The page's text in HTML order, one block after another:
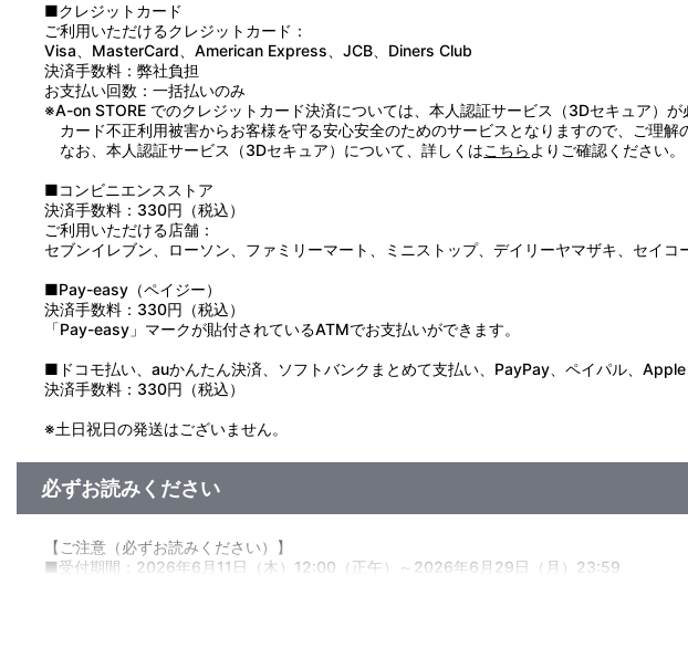
●直射日光および紫外線が長時間あたる場所での使用や保管は変色や劣化の原因になります
●ヒビ・傷・割れ・カケがある場合は絶対に使用しないでください。
●落としたり、強い衝撃を受けると破損、変形するおそれがあります。取り扱いには十分ご
●押さえ金具(トンボ)は外さないでください。また、押さえ金具(トンボ)やひも吊り具がゆる
●額縁を持つ時はフレーム部分を持たないで額全体を両手でしっかり持ってください。
●年に1～2度、定期的に金具のゆるみやサビ、ヒモの損傷、結びを点検して、痛んでいる
■クレジットカード
ご利用いただけるクレジットカード：
Visa、MasterCard、American Express、JCB、Diners Club
決済手数料：弊社負担
お支払い回数：一括払いのみ
※A-on STORE でのクレジットカード決済については、本人認証サービス（3Dセキュア）
カード不正利用被害からお客様を守る安心安全のためのサービスとなりますので、ご理解
なお、本人認証サービス（3Dセキュア）について、詳しくはこちらよりご確認ください。
■コンビニエンスストア
決済手数料：330円（税込）
ご利用いただける店舗：
セブンイレブン、ローソン、ファミリーマート、ミニストップ、デイリーヤマザキ、セイコ
■Pay-easy（ペイジー）
決済手数料：330円（税込）
「Pay-easy」マークが貼付されているATMでお支払いができます。
■ドコモ払い、auかんたん決済、ソフトバンクまとめて支払い、PayPay、ペイパル、
決済手数料：330円（税込）
※土日祝日の発送はございません。
必ずお読みください
【ご注意（必ずお読みください）】
■受付期間：2026年6月11日（木）12:00（正午）～2026年6月29日（月）23:59